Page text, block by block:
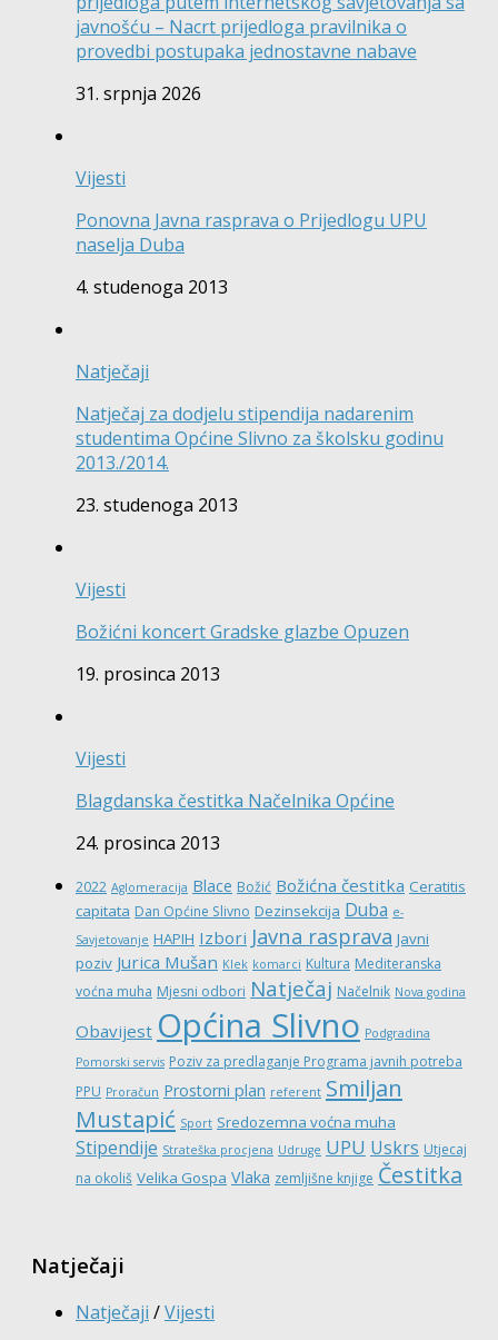
javnošću – Nacrt prijedloga pravilnika o
provedbi postupaka jednostavne nabave
31. srpnja 2026
Vijesti
Ponovna Javna rasprava o Prijedlogu UPU
naselja Duba
4. studenoga 2013
Natječaji
Natječaj za dodjelu stipendija nadarenim
studentima Općine Slivno za školsku godinu
2013./2014.
23. studenoga 2013
Vijesti
Božićni koncert Gradske glazbe Opuzen
19. prosinca 2013
Vijesti
Blagdanska čestitka Načelnika Općine
24. prosinca 2013
2022 Aglomeracija Blace Božić Božićna čestitka Ceratitis
capitata Dan Općine Slivno Dezinsekcija Duba e-
Savjetovanje HAPIH Izbori Javna rasprava Javni
poziv Jurica Mušan Klek komarci Kultura Mediteranska
voćna muha Mjesni odbori Natječaj Načelnik Nova godina
Obavijest Općina Slivno Podgradina
Pomorski servis Poziv za predlaganje Programa javnih potreba
PPU Proračun Prostorni plan referent Smiljan
Mustapić Sport Sredozemna voćna muha
Stipendije Strateška procjena Udruge UPU Uskrs Utjecaj
na okoliš Velika Gospa Vlaka zemljišne knjige Čestitka
Natječaji
Natječaji /Vijesti